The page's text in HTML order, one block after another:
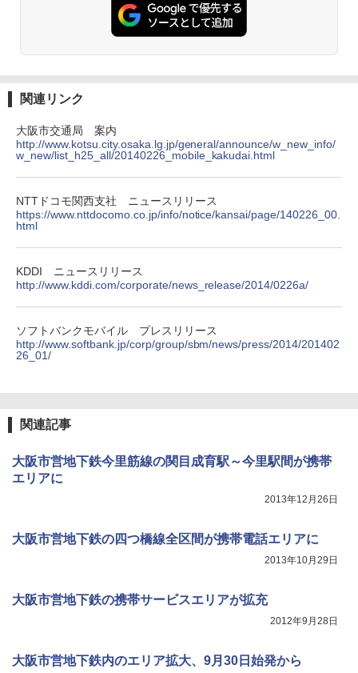
関連リンク
大阪市交通局 案内
http://www.kotsu.city.osaka.lg.jp/general/announce/w_new_info/
w_new/list_h25_all/20140226_mobile_kakudai.html
NTTドコモ関西支社 ニュースリリース
https://www.nttdocomo.co.jp/info/notice/kansai/page/140226_00.
html
KDDI ニュースリリース
http://www.kddi.com/corporate/news_release/2014/0226a/
ソフトバンクモバイル プレスリリース
http://www.softbank.jp/corp/group/sbm/news/press/2014/201402
26_01/
関連記事
大阪市営地下鉄今里筋線の関目成育駅～今里駅間が携帯
エリアに
2013年12月26日
大阪市営地下鉄の四つ橋線全区間が携帯電話エリアに
2013年10月29日
大阪市営地下鉄の携帯サービスエリアが拡充
2012年9月28日
大阪市営地下鉄内のエリア拡大、9月30日始発から